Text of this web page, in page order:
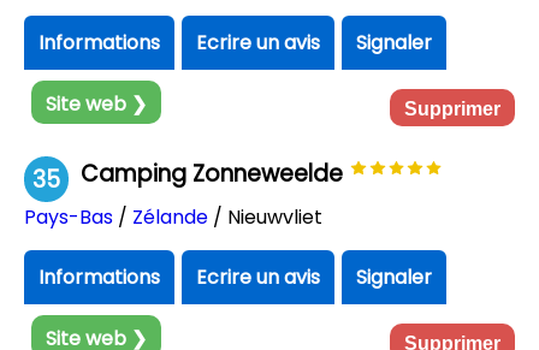
Informations Ecrire un avis Signaler
Site web ❯ Supprimer
35 Camping Zonneweelde
Pays-Bas / Zélande / Nieuwvliet
Informations Ecrire un avis Signaler
Site web ❯ Supprimer